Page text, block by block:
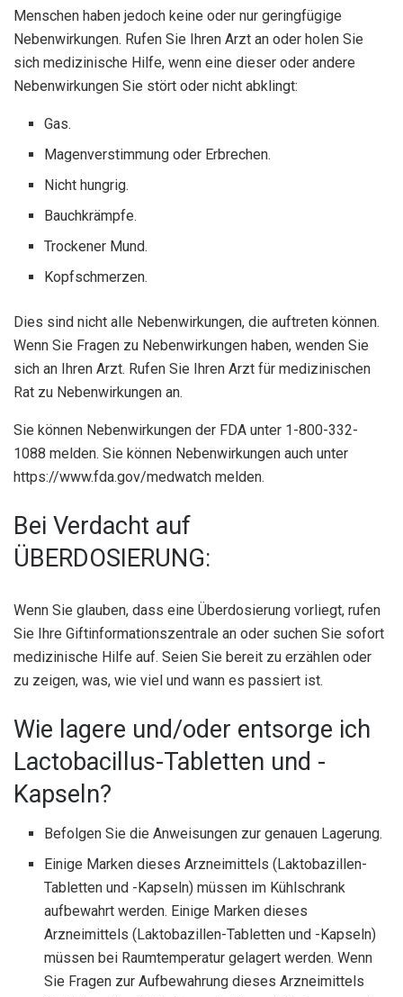
Menschen haben jedoch keine oder nur geringfügige
Nebenwirkungen. Rufen Sie Ihren Arzt an oder holen Sie
sich medizinische Hilfe, wenn eine dieser oder andere
Nebenwirkungen Sie stört oder nicht abklingt:
Gas.
Magenverstimmung oder Erbrechen.
Nicht hungrig.
Bauchkrämpfe.
Trockener Mund.
Kopfschmerzen.
Dies sind nicht alle Nebenwirkungen, die auftreten können.
Wenn Sie Fragen zu Nebenwirkungen haben, wenden Sie
sich an Ihren Arzt. Rufen Sie Ihren Arzt für medizinischen
Rat zu Nebenwirkungen an.
Sie können Nebenwirkungen der FDA unter 1-800-332-
1088 melden. Sie können Nebenwirkungen auch unter
https://www.fda.gov/medwatch melden.
Bei Verdacht auf
ÜBERDOSIERUNG:
Wenn Sie glauben, dass eine Überdosierung vorliegt, rufen
Sie Ihre Giftinformationszentrale an oder suchen Sie sofort
medizinische Hilfe auf. Seien Sie bereit zu erzählen oder
zu zeigen, was, wie viel und wann es passiert ist.
Wie lagere und/oder entsorge ich
Lactobacillus-Tabletten und -
Kapseln?
Befolgen Sie die Anweisungen zur genauen Lagerung.
Einige Marken dieses Arzneimittels (Laktobazillen-
Tabletten und -Kapseln) müssen im Kühlschrank
aufbewahrt werden. Einige Marken dieses
Arzneimittels (Laktobazillen-Tabletten und -Kapseln)
müssen bei Raumtemperatur gelagert werden. Wenn
Sie Fragen zur Aufbewahrung dieses Arzneimittels